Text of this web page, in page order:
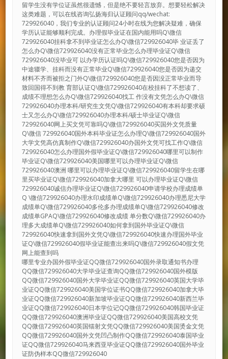
留学生没有学位证虽然很遗憾，但是绝不要轻言放弃。想要轻松解决
这类难题，可以在线咨询弘扬海归认证顾问qq/wechat:
729926040，我们专业的认证顾问24小时在线为您解决疑难，确保
学历认证能够顺利完成。办理假毕业证在国内能用吗Q\微信
729926040挂科拿不到毕业证怎么办Q\微信729926040毕 业证丢了
怎么办Q\微信729926040没有正常毕业怎么办理毕业证Q\微信
729926040没毕业可 以办学历认证吗Q\微信729926040您是否因为
中途辍学、挂科而没有正常毕业Q\微信729926040您是否因为递交
材料不齐而被拒之门外Q\微信729926040您是否因没正常毕业而导
致回国得不到教 育部认证Q\微信729926040在校挂科了不想读了、
成绩不理想怎么办Q\微信729926040找工 作没有文凭怎么办Q\微信
729926040办理本科/研究生文凭Q\微信729926040有本科却要求硕
士又怎么办Q\微信729926040办理本科/硕士毕业证Q\微信
729926040网上买文凭可靠吗Q\微信729926040买国外文凭质量
Q\微信 729926040国外本科毕业证怎么办理Q\微信729926040国外
大学文凭高仿真制作Q\微信729926040办国外文凭可找工作Q\微信
729926040怎么办理国外假毕业证Q\微信729926040哪里可以制作
毕业证Q\微信729926040美国哪里可以办理毕业证Q\微信
729926040澳洲 哪里可以办理毕业证Q\微信729926040留学生在哪
里买毕业证Q\微信729926040加拿大哪里 可以办理毕业证Q\微信
729926040诚信办理毕业证Q\微信729926040申请学校办理成绩单
Q \微信729926040办理水印成绩单Q\微信729926040办理悉尼大学
成绩单Q\微信729926040多伦多办理成绩单Q\微信729926040修改
成绩单GPAQ\微信729926040修改成绩 单分数Q\微信729926040办
理多大成绩单Q\微信729926040如何拿到国外毕业证Q\微信
729926040快速拿到国外文凭Q\微信729926040快速办理国外毕业
证Q\微信729926040假毕业证能查出来吗Q\微信729926040假文凭
网上能查到吗
哪里专业办国外假毕业证QQ微信729926040国外录取通知书办理
QQ微信729926040大学毕业证查询QQ微信729926040国外模版
QQ微信729926040国外大学毕业证QQ微信729926040英国大学毕
业证QQ微信729926040美国学位证书QQ微信729926040加拿大毕
业证QQ微信729926040新加坡毕业证QQ微信729926040新西兰毕
业证QQ微信729926040日本学位记QQ微信729926040韩国毕业证
QQ微信729926040澳洲毕业证QQ微信729926040美国高校文凭
QQ微信729926040英国镭射文凭QQ微信729926040美国烫金文凭
QQ微信729926040国外文凭凹凸制作QQ微信729926040泰国毕业
证QQ微信729926040马来西亚毕业证QQ微信729926040国外毕业
证防伪样本QQ微信729926040